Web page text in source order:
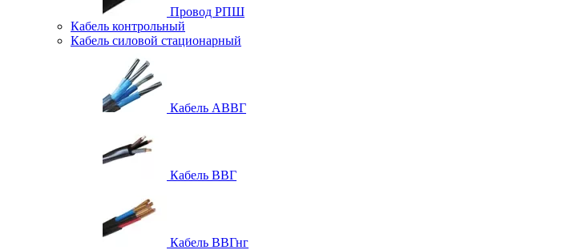
Провод РПШ
Кабель контрольный
Кабель силовой стационарный
Кабель АВВГ
Кабель ВВГ
Кабель ВВГнг